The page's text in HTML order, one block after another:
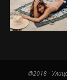
@2018 -